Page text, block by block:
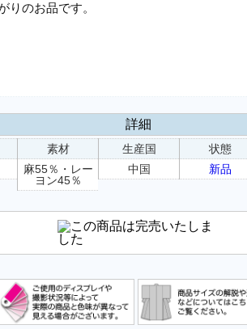
りのお品です。
詳細
素材
麻55％・レー
ヨン45％
生産国
中国
状態
新品